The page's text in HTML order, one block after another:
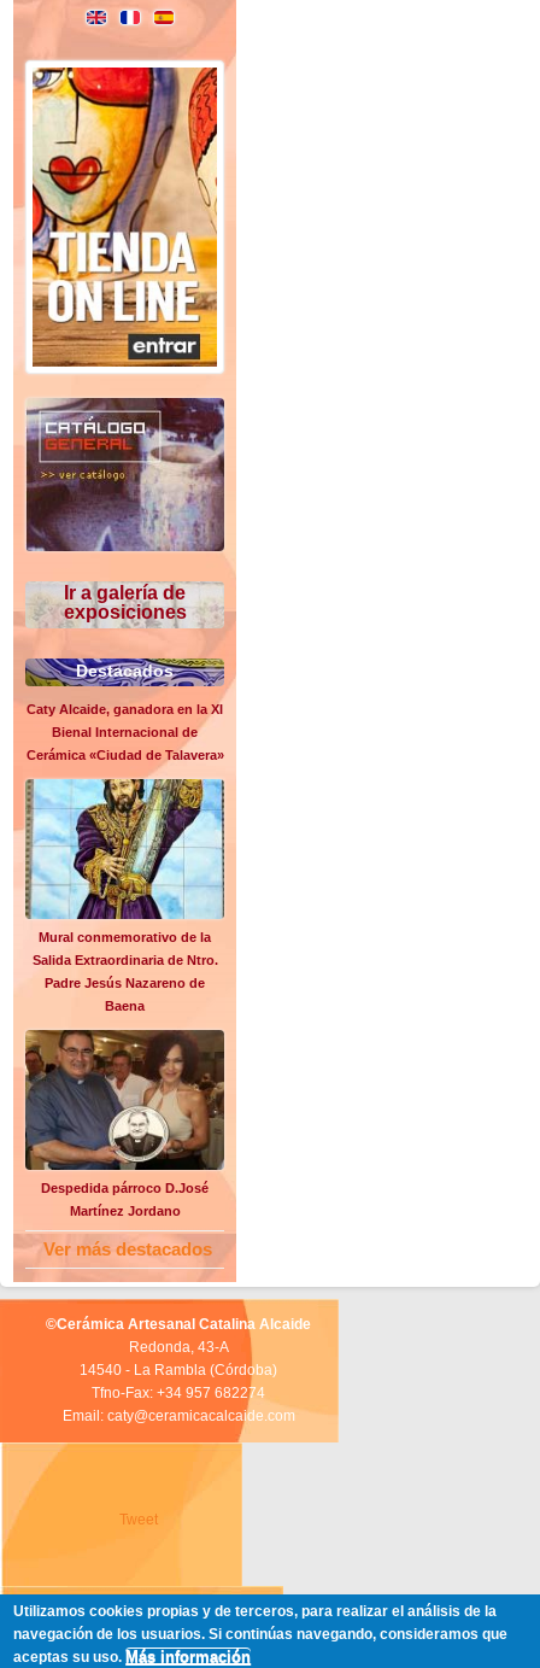
Ir a galería de
exposiciones
Destacados
Caty Alcaide, ganadora en la XI
Bienal Internacional de
Cerámica «Ciudad de Talavera»
Mural conmemorativo de la
Salida Extraordinaria de Ntro.
Padre Jesús Nazareno de
Baena
Despedida párroco D.José
Martínez Jordano
Ver más destacados
©Cerámica Artesanal Catalina Alcaide
Redonda, 43-A
14540 - La Rambla (Córdoba)
Tfno-Fax: +34 957 682274
Email: caty@ceramicacalcaide.com
Tweet
Utilizamos cookies propias y de terceros, para realizar el análisis de la
navegación de los usuarios. Si continúas navegando, consideramos que
aceptas su uso. Más información